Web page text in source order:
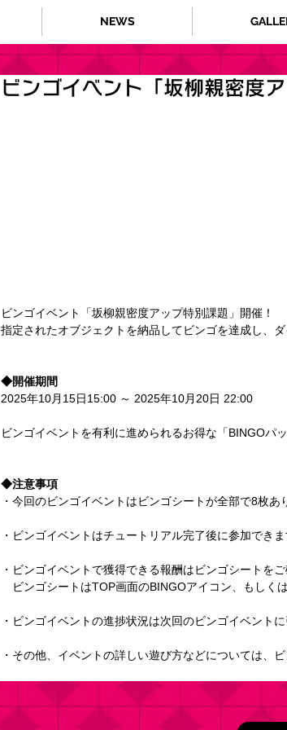
NEWS
ビンゴイベント「坂柳親密度
ビンゴイベント「坂柳親密度アップ特別課題」開催！
指定されたオブジェクトを納品してビンゴを達成し、
◆開催期間
2025年10月15日15:00 ～ 2025年10月20日 22:00
ビンゴイベントを有利に進められるお得な「BINGOパ
◆注意事項
・今回のビンゴイベントはビンゴシートが全部で8枚あ
・ビンゴイベントはチュートリアル完了後に参加できま
・ビンゴイベントで獲得できる報酬はビンゴシートをご
ビンゴシートはTOP画面のBINGOアイコン、もしく
・ビンゴイベントの進捗状況は次回のビンゴイベントに
・その他、イベントの詳しい遊び方などについては、